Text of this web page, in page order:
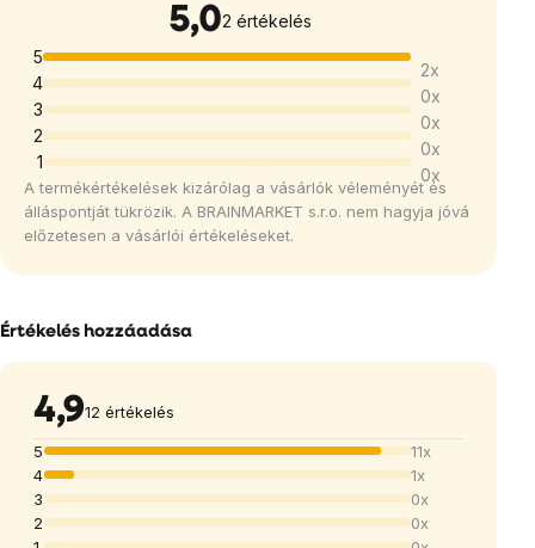
5,0A
termék
átlagos
értékelése
5-
ből
5,0
csillag.
2 értékelés
5
2x
4
0x
3
0x
2
0x
1
0x
A termékértékelések kizárólag a vásárlók véleményét és
álláspontját tükrözik. A BRAINMARKET s.r.o. nem hagyja jóvá
előzetesen a vásárlói értékeléseket.
Értékelés hozzáadása
4,912 értékelés
5
11x
4
1x
3
0x
2
0x